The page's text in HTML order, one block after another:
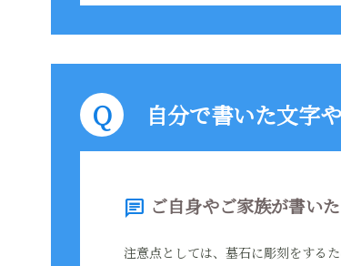
自分で書いた文字
chat ご自身やご家族が書い
注意点としては、墓石に彫刻をする